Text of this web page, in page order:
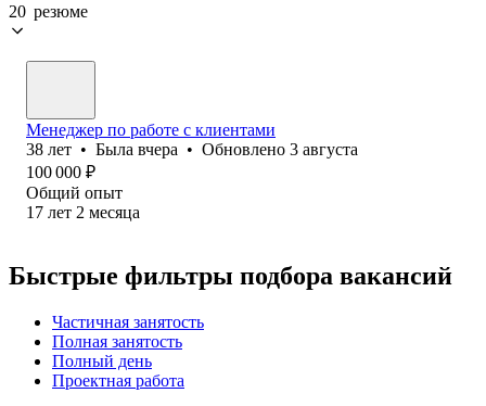
20 резюме
Менеджер по работе с клиентами
38 лет • Была вчера • Обновлено 3 августа
100 000 ₽
Общий опыт
17 лет 2 месяца
Быстрые фильтры подбора вакансий
Частичная занятость
Полная занятость
Полный день
Проектная работа